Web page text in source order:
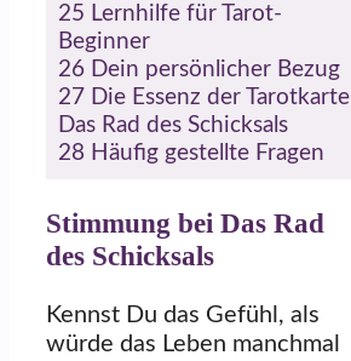
25 Lernhilfe für Tarot-
Beginner
26 Dein persönlicher Bezug
27 Die Essenz der Tarotkarte
Das Rad des Schicksals
28 Häufig gestellte Fragen
Stimmung bei Das Rad
des Schicksals
Kennst Du das Gefühl, als
würde das Leben manchmal